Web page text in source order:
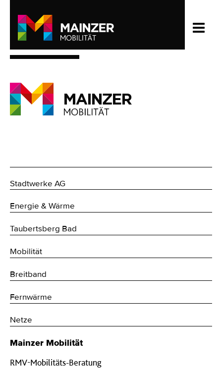
Stadtwerke AG
Energie & Wärme
Taubertsberg Bad
Mobilität
Breitband
Fernwärme
Netze
Mainzer Mobilität
RMV-Mobilitäts-Beratung